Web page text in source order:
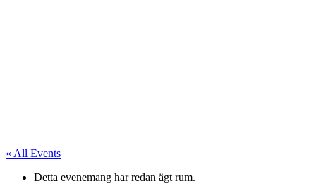
« All Events
Detta evenemang har redan ägt rum.